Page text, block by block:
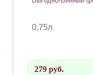
0,75л
279 руб.